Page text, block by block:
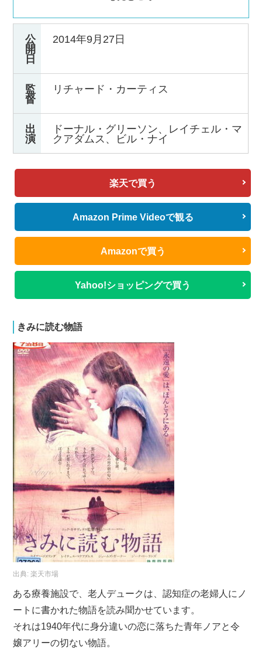
公
開
日
2014年9月27日
監
督
リチャード・カーティス
出
演
ドーナル・グリーソン、レイチェル・マ
クアダムス、ビル・ナイ
楽天で買う
Amazon Prime Videoで観る
Amazonで買う
Yahoo!ショッピングで買う
きみに読む物語
出典:楽天市場
ある療養施設で、老人デュークは、認知症の老婦人にノ
ートに書かれた物語を読み聞かせています。
それは1940年代に身分違いの恋に落ちた青年ノアと令
嬢アリーの切ない物語。